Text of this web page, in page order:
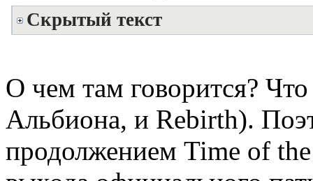
Скрытый текст
О чем там говорится?
Альбиона, и Rebirth).
продолжением Time of